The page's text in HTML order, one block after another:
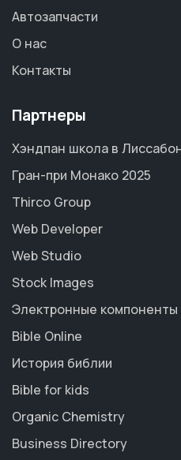
Автозапчасти
О нас
Контакты
Партнеры
Хэндпан школа в
Гран-при Монако 2025
Thirco Group
Web Developer
Web Studio
Stock Images
Электронные компоненты
Bible Online
История библии
Bible for kids
Organic Chemistry
Business Directory